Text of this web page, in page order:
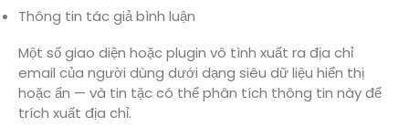
Thông tin tác giả bình luận
Một số giao diện hoặc plugin vô tình xuất ra địa chỉ
email của người dùng dưới dạng siêu dữ liệu hiển thị
hoặc ẩn — và tin tặc có thể phân tích thông tin này để
trích xuất địa chỉ.